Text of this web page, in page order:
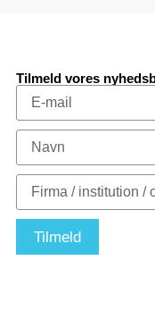
Tilmeld vores
Tilmeld